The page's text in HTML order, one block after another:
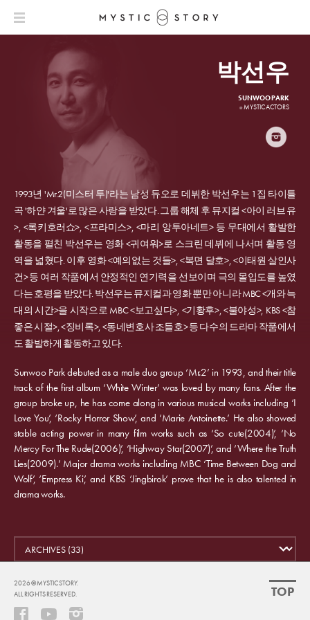
박선우
SUNWOO PARK
@ MYSTIC ACTORS
INSTAGRAM
1993년 'Mr.2(미스터 투)'라는 남성 듀오로 데뷔한 박선우는 1집 타이틀
곡 '하얀 겨울'로 많은 사랑을 받았다. 그룹 해체 후 뮤지컬 <아이 러브 유
>, <록키호러쇼>, <프라미스>, <마리 앙투아네트> 등 무대에서 활발한
활동을 펼친 박선우는 영화 <귀여워>로 스크린 데뷔에 나서며 활동 영
역을 넓혔다. 이후 영화 <예의없는 것들>, <복면 달호>, <이태원 살인사
건> 등 여러 작품에서 안정적인 연기력을 선보이며 극의 몰입도를 높였
다는 호평을 받았다. 박선우는 뮤지컬과 영화 뿐만 아니라 MBC <개와 늑
대의 시간>을 시작으로 MBC <보고싶다>, <기황후>, <불야성>, KBS <참
좋은 시절>, <징비록>, <동네변호사 조들호> 등 다수의 드라마 작품에서
도 활발하게 활동하고 있다.
Sunwoo Park debuted as a male duo group ‘Mr.2’ in 1993, and their title
track of the first album ‘White Winter’ was loved by many fans. After the
group broke up, he has come along in various musical works including ‘I
Love You’, ‘Rocky Horror Show’, and ‘Marie Antoinette.’ He also showed
stable acting power in many film works such as ‘So cute(2004)’, ‘No
Mercy For The Rude(2006)’, ‘Highway Star(2007)’, and ‘Where the Truth
Lies(2009).’ Major drama works including MBC ‘Time Between Dog and
Wolf’, ‘Empress Ki’, and KBS ‘Jingbirok’ prove that he is also talented in
drama works.
2026 ©MYSTIC STORY.
ALL RIGHTS RESERVED.
TOP